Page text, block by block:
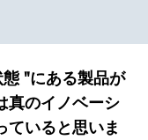
"にある製品が
真のイノベーシ
ていると思いま